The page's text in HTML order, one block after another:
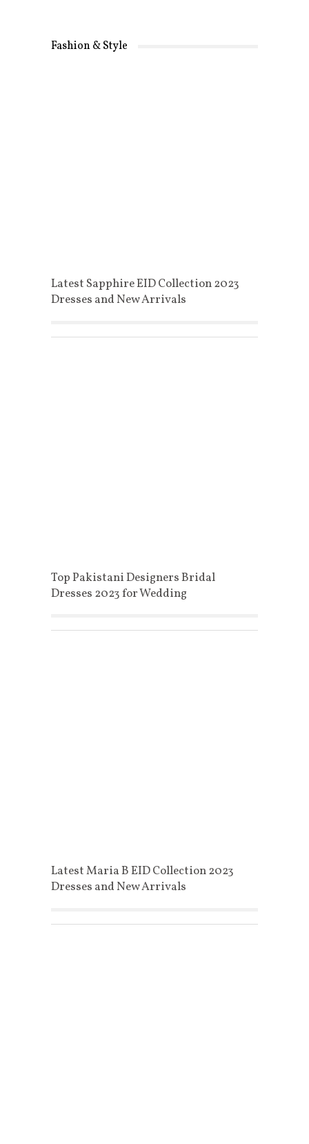
Fashion & Style
Latest Sapphire EID Collection 2023
Dresses and New Arrivals
Top Pakistani Designers Bridal
Dresses 2023 for Wedding
Latest Maria B EID Collection 2023
Dresses and New Arrivals